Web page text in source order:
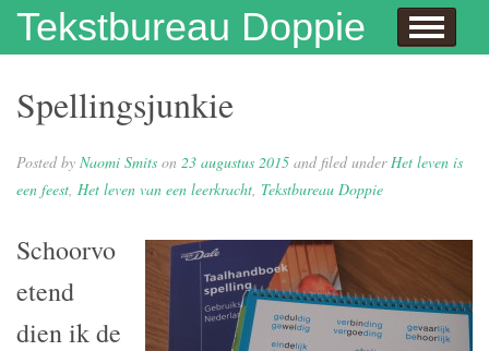
Tekstbureau Doppie
Hallo
Dit doe ik!
Dit doe ik ook!
Enthousiaste opdrachtgevers
Over mij
Publicaties
Wie niet leest is gek
Juf Naomi klapt uit de school
Eh…juf, hoe krijg je eigenlijk kinderen?
Columns
In de media
Contact
Privacybeleid
Spellingsjunkie
Posted by Naomi Smits on 23 augustus 2015 and filed underHet leven is
een feest, Het leven van een leerkracht, Tekstbureau Doppie
Schoorvo
etend
dien ik de